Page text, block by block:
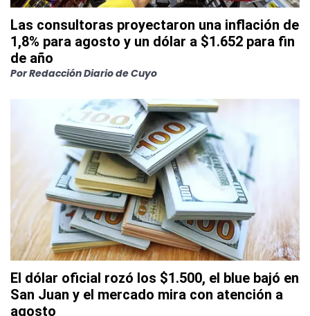
Las consultoras proyectaron una inflación de
1,8% para agosto y un dólar a $1.652 para fin
de año
PorRedacción Diario de Cuyo
El dólar oficial rozó los $1.500, el blue bajó en
San Juan y el mercado mira con atención a
agosto